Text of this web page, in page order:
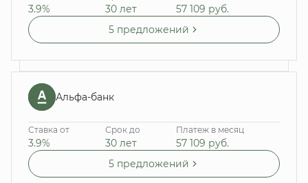
3.9% 30 лет 57 109 руб.
5 предложений
Альфа-банк
Ставка от
3.9%
Срок до
30 лет
Платеж в месяц
57 109 руб.
5 предложений